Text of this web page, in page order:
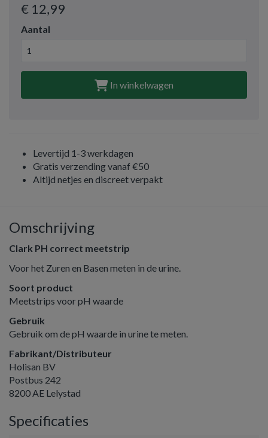
€ 12,99
Aantal
In winkelwagen
Levertijd 1-3 werkdagen
Gratis verzending vanaf €50
Altijd netjes en discreet verpakt
Omschrijving
Clark PH correct meetstrip
Voor het Zuren en Basen meten in de urine.
Soort product
Meetstrips voor pH waarde
Gebruik
Gebruik om de pH waarde in urine te meten.
Fabrikant/Distributeur
Holisan BV
Postbus 242
8200 AE Lelystad
Specificaties